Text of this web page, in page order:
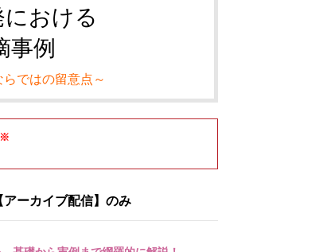
おける
事例
ではの留意点～
※
ーカイブ配信】のみ